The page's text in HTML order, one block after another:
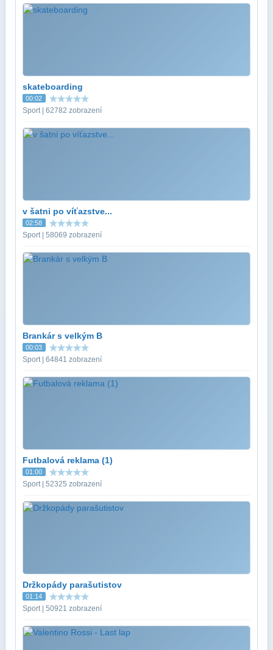
skateboarding
00:02
Sport | 62782 zobrazení
v šatni po víťazstve...
02:58
Sport | 58069 zobrazení
Brankár s velkým B
00:03
Sport | 64841 zobrazení
Futbalová reklama (1)
01:00
Sport | 52325 zobrazení
Držkopády parašutistov
01:14
Sport | 50921 zobrazení